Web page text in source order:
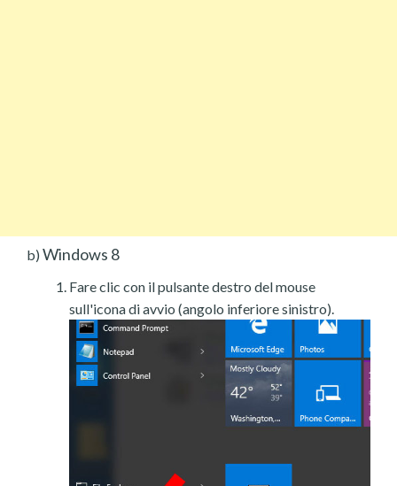
b) Windows 8
Fare clic con il pulsante destro del mouse
sull'icona di avvio (angolo inferiore sinistro).